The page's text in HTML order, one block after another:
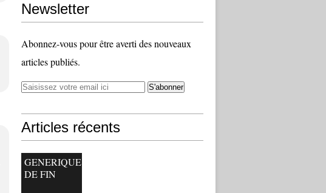
Newsletter
Abonnez-vous pour être averti des nouveaux
articles publiés.
Articles récents
GENERIQUE
DE FIN